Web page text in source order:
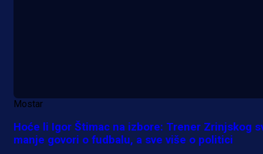
Mostar
Hoće li Igor Štimac na izbore: Trener Zrinjskog
manje govori o fudbalu, a sve više o politici